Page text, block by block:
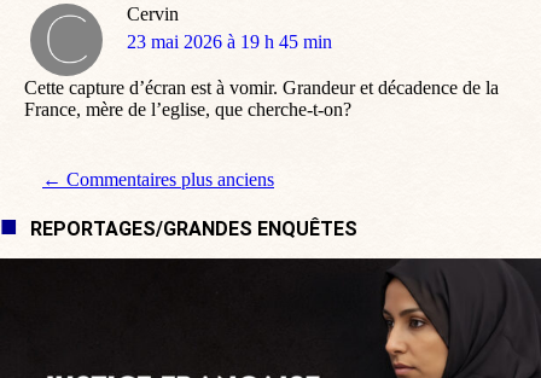
Cervin
dit
23 mai 2026 à 19 h 45 min
Cette capture d’écran est à vomir. Grandeur et décadence de la
France, mère de l’eglise, que cherche-t-on?
Navigation de commentaire
← Commentaires plus anciens
REPORTAGES/GRANDES ENQUÊTES